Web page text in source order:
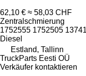
62,10 € ≈ 58,03 CHF
Zentralschmierung
1752555 1752505
Diesel
Estland, Tallinn
TruckParts Eesti OÜ
Verkäufer kontaktieren